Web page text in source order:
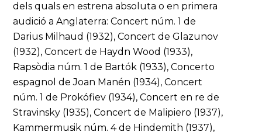
dels quals en estrena absoluta o en primera
audició a Anglaterra: Concert núm. 1 de
Darius Milhaud (1932), Concert de Glazunov
(1932), Concert de Haydn Wood (1933),
Rapsòdia núm. 1 de Bartók (1933), Concerto
espagnol de Joan Manén (1934), Concert
núm. 1 de Prokófiev (1934), Concert en re de
Stravinsky (1935), Concert de Malipiero (1937),
Kammermusik núm. 4 de Hindemith (1937),